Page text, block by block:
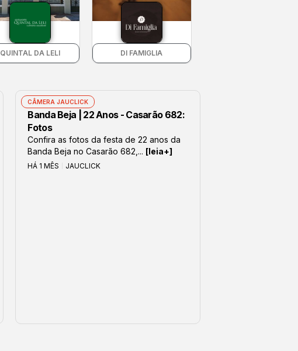
QUINTAL DA LELI DI FAMIGLIA
CÂMERA JAUCLICK
Banda Beja | 22 Anos - Casarão 682:
Fotos
Confira as fotos da festa de 22 anos da
Banda Beja no Casarão 682,... [leia+]
HÁ 1 MÊS JAUCLICK